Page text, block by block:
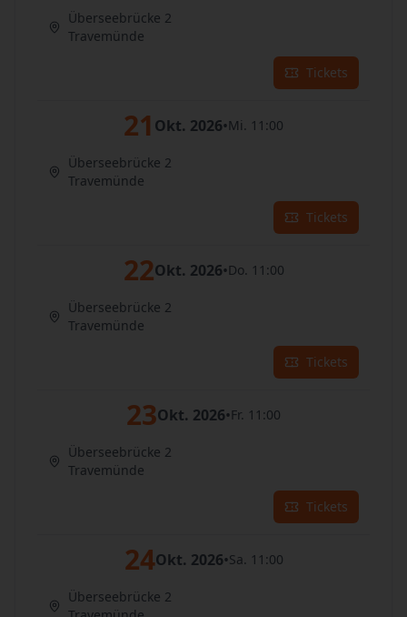
Überseebrücke 2
Travemünde
Tickets
21 Okt. 2026•Mi. 11:00
Überseebrücke 2
Travemünde
Tickets
22Okt. 2026•Do. 11:00
Überseebrücke 2
Travemünde
Tickets
23Okt. 2026•Fr. 11:00
Überseebrücke 2
Travemünde
Tickets
24Okt. 2026•Sa. 11:00
Überseebrücke 2